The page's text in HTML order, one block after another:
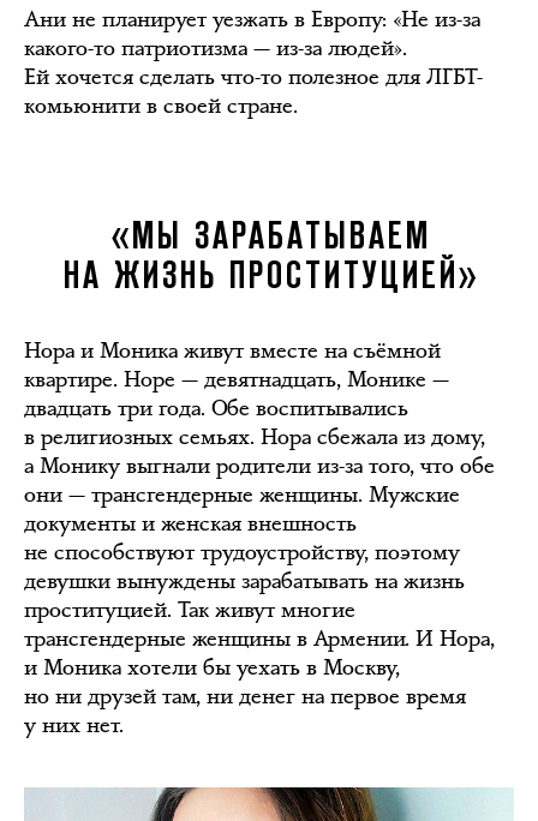
Ани не планирует уезжать в Европу: «Не из-за
какого-то патриотизма — из-за людей».
Ей хочется сделать что-то полезное для ЛГБТ-
комьюнити в своей стране.
«МЫ ЗАРАБАТЫВАЕМ
НА ЖИЗНЬ ПРОСТИТУЦИЕЙ»
Нора и Моника живут вместе на съёмной
квартире. Норе — девятнадцать, Монике —
двадцать три года. Обе воспитывались
в религиозных семьях. Нора сбежала из дому,
а Монику выгнали родители из-за того, что обе
они — трансгендерные женщины. Мужские
документы и женская внешность
не способствуют трудоустройству, поэтому
девушки вынуждены зарабатывать на жизнь
проституцией. Так живут многие
трансгендерные женщины в Армении. И Нора,
и Моника хотели бы уехать в Москву,
но ни друзей там, ни денег на первое время
у них нет.